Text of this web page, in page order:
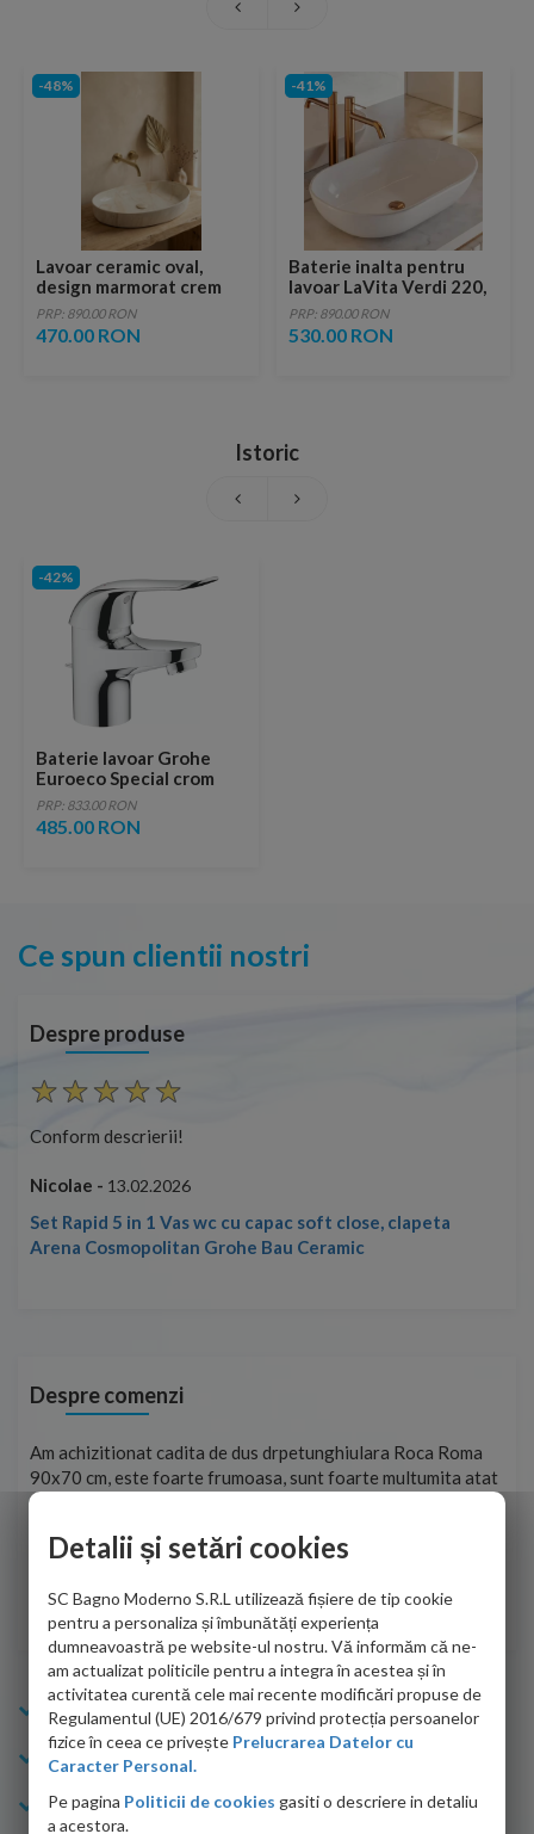
-48%
Lavoar ceramic oval,
design marmorat crem
lucios cu vene aurii,
ventil inclus
PRP: 890.00 RON
470.00 RON
-41%
Baterie inalta pentru
lavoar LaVita Verdi 220,
fara ventil, brushed
copper
PRP: 890.00 RON
530.00 RON
Istoric
-42%
Baterie lavoar Grohe
Euroeco Special crom
lucios monocomanda
PRP: 833.00 RON
485.00 RON
Ce spun clientii nostri
Despre produse
Conform descrierii!
Nicolae - 13.02.2026
Set Rapid 5 in 1 Vas wc cu capac soft close, clapeta
Arena Cosmopolitan Grohe Bau Ceramic
Despre comenzi
Am achizitionat cadita de dus drpetunghiulara Roca Roma
90x70 cm, este foarte frumoasa, sunt foarte multumita atat
de personalul firmei dvs. cu care am colaborat in obtinerea
adus coletul in siguranta.Numai bine, va doresc!
Sofrone Viviana -28.07.2026
Info Bagno
Cumparaturi
Suport clienti
Detalii și setări cookies
SC Bagno Moderno S.R.L utilizează fișiere de tip cookie
pentru a personaliza și îmbunătăți experiența
dumneavoastră pe website-ul nostru. Vă informăm că ne-
am actualizat politicile pentru a integra în acestea și în
activitatea curentă cele mai recente modificări propuse de
Regulamentul (UE) 2016/679 privind protecția persoanelor
fizice în ceea ce privește Prelucrarea Datelor cu
Caracter Personal.
Pe pagina Politicii de cookies gasiti o descriere in detaliu
a acestora.